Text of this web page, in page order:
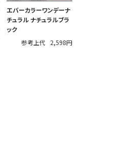
エバーカラーワンデーナ
チュラル ナチュラルブラ
ック
参考上代
2,598円